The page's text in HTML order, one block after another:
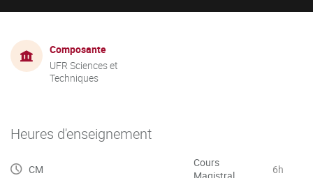
Composante
UFR Sciences et
Techniques
Heures d'enseignement
CM
Cours
6h